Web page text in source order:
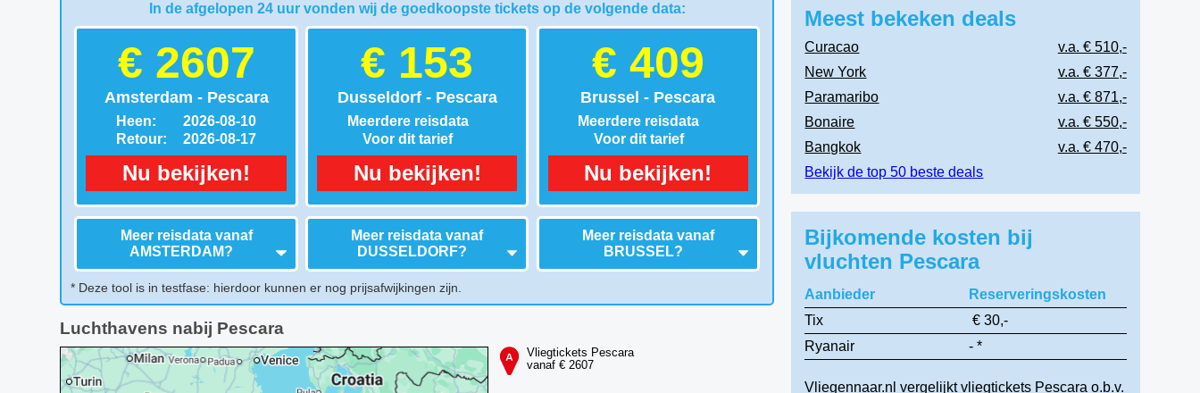
In de afgelopen 24 uur vonden wij de goedkoopste tickets op de volgende data:
€ 2607
Amsterdam - Pescara
Heen:
Retour:
2026-08-10
2026-08-17
Nu bekijken!
Meer reisdata vanaf
AMSTERDAM?
€ 153
Dusseldorf - Pescara
Meerdere reisdata
Voor dit tarief
Nu bekijken!
Meer reisdata vanaf
DUSSELDORF?
€ 409
Brussel - Pescara
Meerdere reisdata
Voor dit tarief
Nu bekijken!
Meer reisdata vanaf
BRUSSEL?
* Deze tool is in testfase: hierdoor kunnen er nog prijsafwijkingen zijn.
Luchthavens nabij Pescara
Vliegtickets Pescara
vanaf € 2607
Meest bekeken deals
Curacao
v.a. € 510,-
New York
v.a. € 377,-
Paramaribo
v.a. € 871,-
Bonaire
v.a. € 550,-
Bangkok
v.a. € 470,-
Bekijk de top 50 beste deals
Bijkomende kosten bij
vluchten Pescara
Aanbieder
Reserveringskosten
Tix
€ 30,-
Ryanair
- *
Vliegennaar.nl vergelijkt vliegtickets Pescara o.b.v.